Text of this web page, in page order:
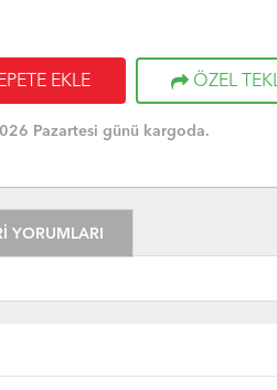
EKLE ÖZEL
Pazartesi günü kargoda.
YORUMLARI